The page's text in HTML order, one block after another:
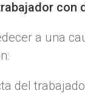
con
a una
del